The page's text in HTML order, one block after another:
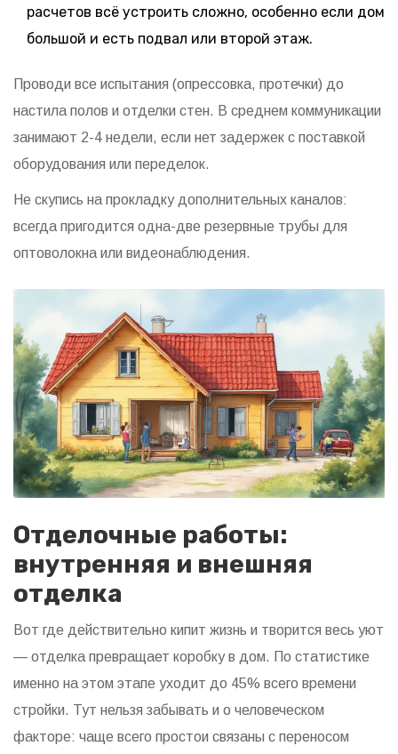
расчетов всё устроить сложно, особенно если дом
большой и есть подвал или второй этаж.
Проводи все испытания (опрессовка, протечки) до
настила полов и отделки стен. В среднем коммуникации
занимают 2-4 недели, если нет задержек с поставкой
оборудования или переделок.
Не скупись на прокладку дополнительных каналов:
всегда пригодится одна-две резервные трубы для
оптоволокна или видеонаблюдения.
Отделочные работы:
внутренняя и внешняя
отделка
Вот где действительно кипит жизнь и творится весь уют
— отделка превращает коробку в дом. По статистике
именно на этом этапе уходит до 45% всего времени
стройки. Тут нельзя забывать и о человеческом
факторе: чаще всего простои связаны с переносом